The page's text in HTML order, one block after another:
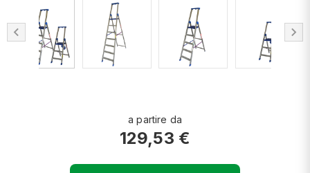
chevron_left chevron_right
a partire da
129,53 €